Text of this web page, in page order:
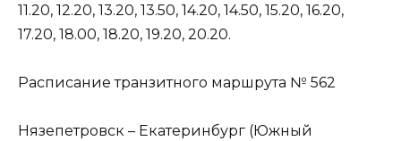
11.20, 12.20, 13.20, 13.50, 14.20, 14.50, 15.20, 16.20,
17.20, 18.00, 18.20, 19.20, 20.20.
Расписание транзитного маршрута № 562
Нязепетровск – Екатеринбург (Южный